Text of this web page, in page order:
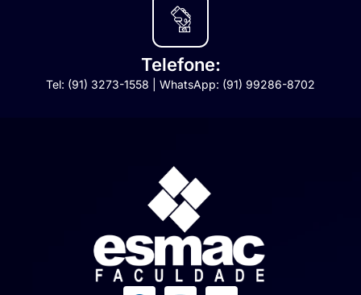
Telefone:
Tel: (91) 3273-1558 | WhatsApp: (91) 99286-8702